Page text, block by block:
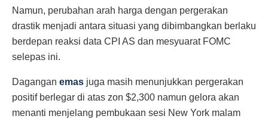
Namun, perubahan arah harga dengan pergerakan
drastik menjadi antara situasi yang dibimbangkan berlaku
berdepan reaksi data CPI AS dan mesyuarat FOMC
selepas ini.
Dagangan emas juga masih menunjukkan pergerakan
positif berlegar di atas zon $2,300 namun gelora akan
menanti menjelang pembukaan sesi New York malam